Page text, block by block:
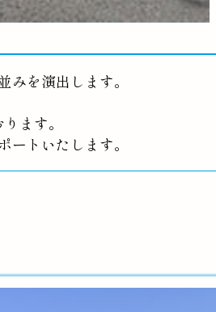
を演出します。
ます。
トいたします。